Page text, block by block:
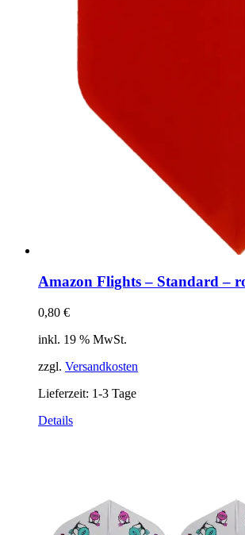
Amazon Flights – Standard –
0,80 €
inkl. 19 % MwSt.
zzgl. Versandkosten
Lieferzeit: 1-3 Tage
Details